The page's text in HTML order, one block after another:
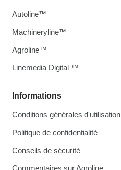
Informations
Conditions générales d'utilisation
Politique de confidentialité
Conseils de sécurité
Commentaires sur Agroline
Autoline™
Machineryline™
Agroline™
Linemedia Digital ™